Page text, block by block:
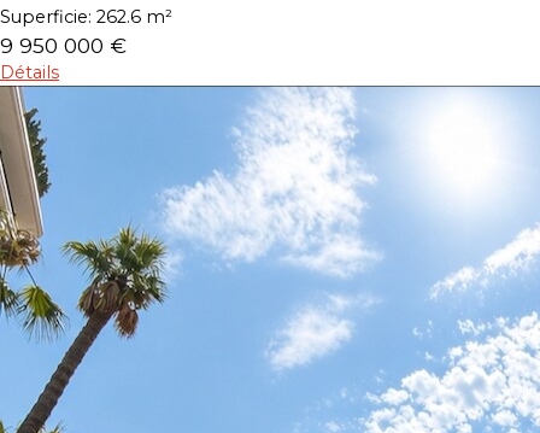
Superficie: 262.6 m²
9 950 000 €
Détails